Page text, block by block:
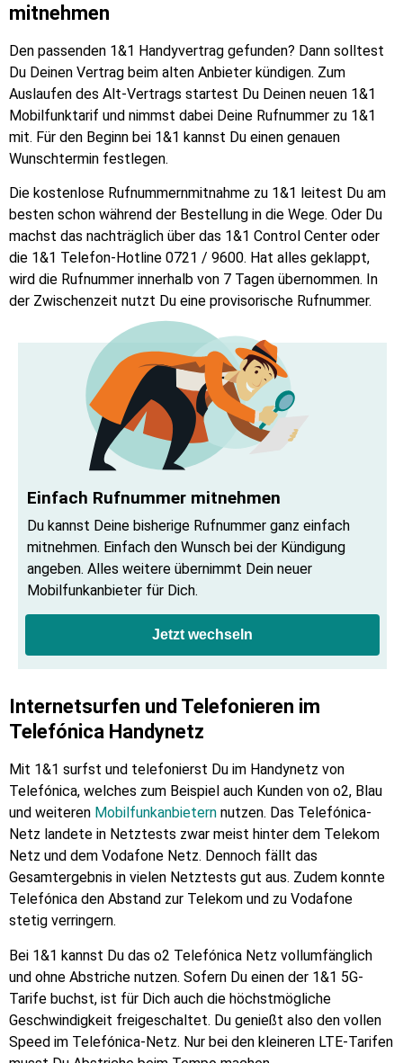
mitnehmen
Den passenden 1&1 Handyvertrag gefunden? Dann solltest
Du Deinen Vertrag beim alten Anbieter kündigen. Zum
Auslaufen des Alt-Vertrags startest Du Deinen neuen 1&1
Mobilfunktarif und nimmst dabei Deine Rufnummer zu 1&1
mit. Für den Beginn bei 1&1 kannst Du einen genauen
Wunschtermin festlegen.
Die kostenlose Rufnummernmitnahme zu 1&1 leitest Du am
besten schon während der Bestellung in die Wege. Oder Du
machst das nachträglich über das 1&1 Control Center oder
die 1&1 Telefon-Hotline 0721 / 9600. Hat alles geklappt,
wird die Rufnummer innerhalb von 7 Tagen übernommen. In
der Zwischenzeit nutzt Du eine provisorische Rufnummer.
Einfach Rufnummer mitnehmen
Du kannst Deine bisherige Rufnummer ganz einfach
mitnehmen. Einfach den Wunsch bei der Kündigung
angeben. Alles weitere übernimmt Dein neuer
Mobilfunkanbieter für Dich.
Jetzt wechseln
Internetsurfen und Telefonieren im
Telefónica Handynetz
Mit 1&1 surfst und telefonierst Du im Handynetz von
Telefónica, welches zum Beispiel auch Kunden von o2, Blau
und weiteren Mobilfunkanbietern nutzen. Das Telefónica-
Netz landete in Netztests zwar meist hinter dem Telekom
Netz und dem Vodafone Netz. Dennoch fällt das
Gesamtergebnis in vielen Netztests gut aus. Zudem konnte
Telefónica den Abstand zur Telekom und zu Vodafone
stetig verringern.
Bei 1&1 kannst Du das o2 Telefónica Netz vollumfänglich
und ohne Abstriche nutzen. Sofern Du einen der 1&1 5G-
Tarife buchst, ist für Dich auch die höchstmögliche
Geschwindigkeit freigeschaltet. Du genießt also den vollen
Speed im Telefónica-Netz. Nur bei den kleineren LTE-Tarifen